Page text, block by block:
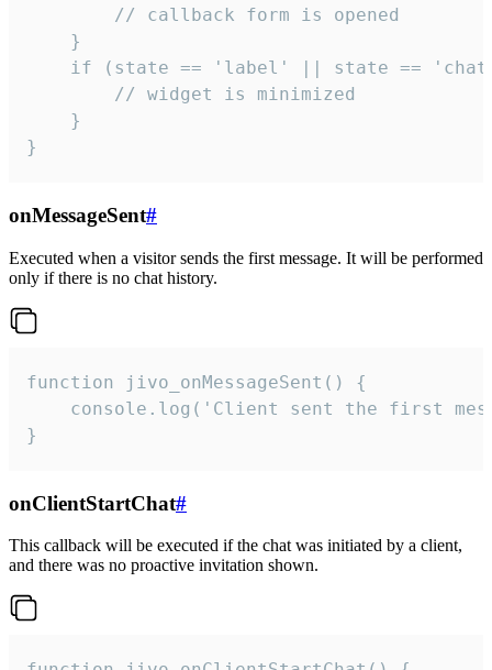
        // callback form is opened
    }
if (state == 'label' || state ==
        // widget is minimized
    }
}
onMessageSent#
Executed when a visitor sends the first message. It will be performed
only if there is no chat history.
function jivo_onMessageSent() {
console.log('Client sent the first
}
onClientStartChat#
This callback will be executed if the chat was initiated by a client,
and there was no proactive invitation shown.